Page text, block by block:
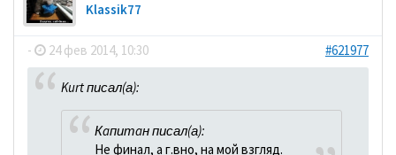
Klassik77
- 24 фев 2014, 10:30 #621977
Kurt писал(а):
Кaпитaн писал(а):
Не финал, а г.вно, на мой взгляд.